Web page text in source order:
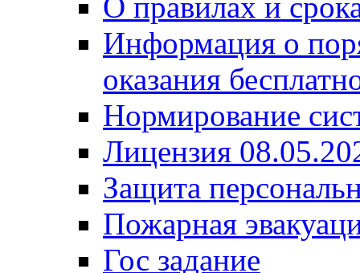
Информация о
оказания
Нормирование
Лицензия
Защита
Пожарная
Гос задание